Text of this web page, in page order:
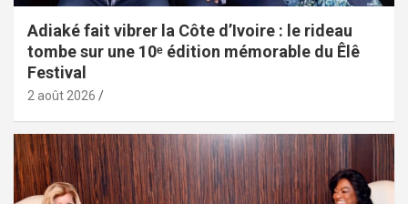
Adiaké fait vibrer la Côte d’Ivoire : le rideau
tombe sur une 10ᵉ édition mémorable du Êlê
Festival
2 août 2026